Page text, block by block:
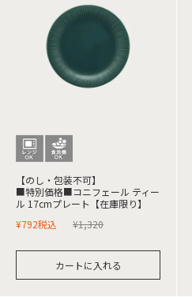
【のし・包装不可】
■特別価格■コニフェール ティー
ル 17cmプレート【在庫限り】
¥1,320
¥792税込
カートに入れる